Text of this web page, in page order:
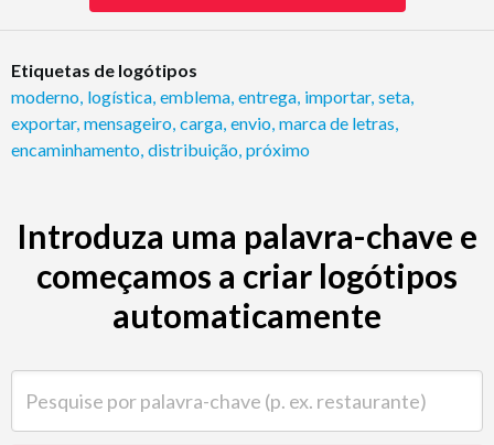
Etiquetas de logótipos
moderno logística emblema entrega importar, seta
exportar, mensageiro carga envio marca de letras
encaminhamento distribuição próximo
Introduza uma palavra-chave e
começamos a criar logótipos
automaticamente